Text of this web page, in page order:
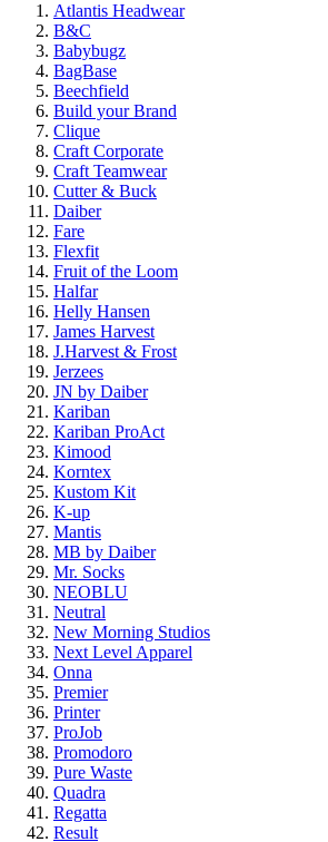
Atlantis Headwear
B&C
Babybugz
BagBase
Beechfield
Build your Brand
Clique
Craft Corporate
Craft Teamwear
Cutter & Buck
Daiber
Fare
Flexfit
Fruit of the Loom
Halfar
Helly Hansen
James Harvest
J.Harvest & Frost
Jerzees
JN by Daiber
Kariban
Kariban ProAct
Kimood
Korntex
Kustom Kit
K-up
Mantis
MB by Daiber
Mr. Socks
NEOBLU
Neutral
New Morning Studios
Next Level Apparel
Onna
Premier
Printer
ProJob
Promodoro
Pure Waste
Quadra
Regatta
Result